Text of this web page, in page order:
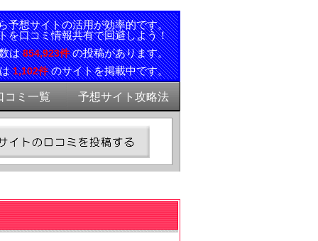
予想サイトの活用が効率的です。
を口コミ情報共有で回避しよう！
は854,923件の投稿があります。
1,102件のサイトを掲載中です。
コミ一覧 予想サイト攻略法